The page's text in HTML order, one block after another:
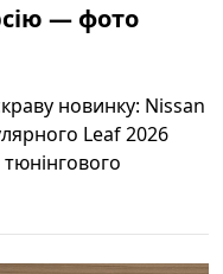
— фото
новинку: Nissan
Leaf 2026